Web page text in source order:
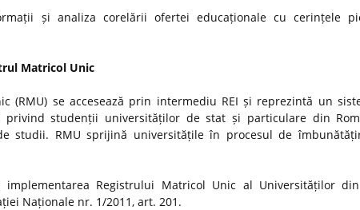
și analiza corelării ofertei educaționale cu cerințele
Matricol Unic
(RMU) se accesează prin intermediu REI și reprezintă un
privind studenții universităților de stat și particulare din
studii. RMU sprijină universitățile în procesul de
Registrului Matricol Unic al Universităților din
Naționale nr. 1/2011, art. 201.